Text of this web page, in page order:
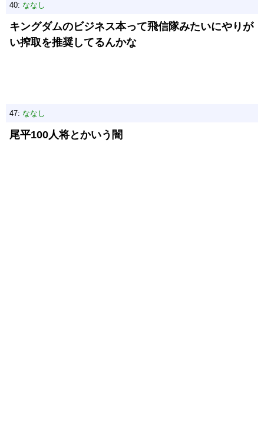
40: ななし
キングダムのビジネス本って飛信隊みたいにやりが
い搾取を推奨してるんかな
47: ななし
尾平100人将とかいう闇